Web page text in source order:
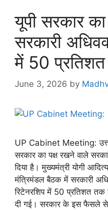
यूपी सरकार
सरकारी
में 50 प्रतिशत
June 3, 2026 by
UP Cabinet Meeting:
सरकार का पक्ष रखने वाले
दिया है। मुख्यमंत्री योगी
मंत्रिमंडल बैठक में सरकारी
रिटेनरशिप में 50 प्रतिशत तक
दी गई। सरकार के इस फैसले